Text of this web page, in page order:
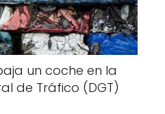
un coche en la
de Tráfico (DGT)